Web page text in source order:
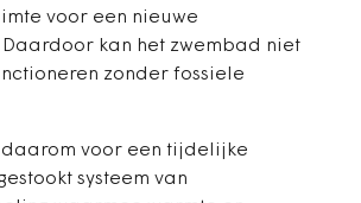
voor een nieuwe
kan het zwembad niet
zonder fossiele
daarom voor een tijdelijke
systeem van